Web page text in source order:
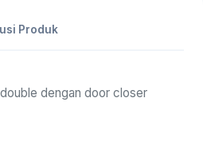
Produk
dengan door closer